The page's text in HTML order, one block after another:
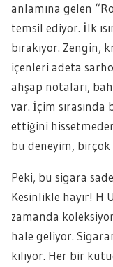
anlamına gelen
temsil ediyor. İlk
bırakıyor. Zengin,
içenleri adeta
ahşap notaları,
var. İçim
ettiğini
bu deneyim,
Peki, bu sigara
Kesinlikle hayır! H
zamanda
hale geliyor.
kılıyor. Her bir